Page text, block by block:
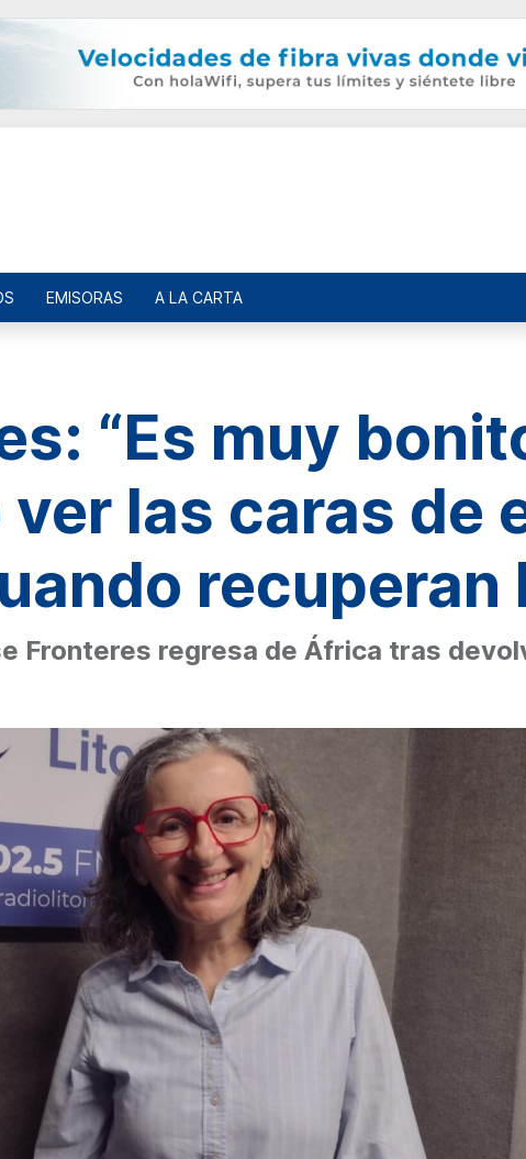
EMISORAS A LA CARTA
“Es muy
las caras de
recuperan
Fronteres regresa de África tras